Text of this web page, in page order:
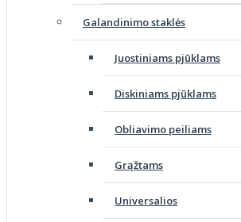
Galandinimo staklės
Juostiniams pjūklams
Diskiniams pjūklams
Obliavimo peiliams
Grąžtams
Universalios